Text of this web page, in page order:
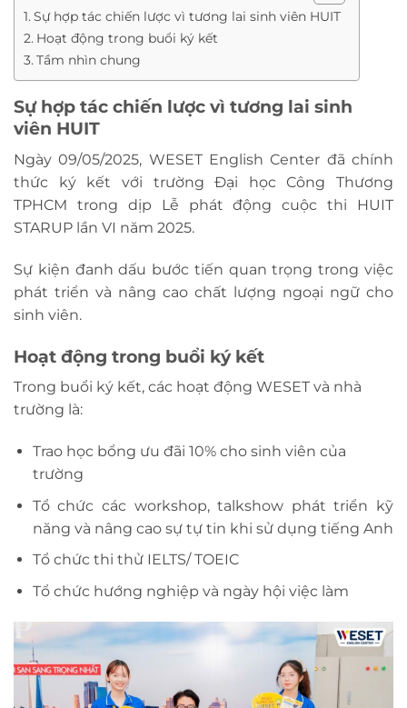
Sự hợp tác chiến lược vì tương lai sinh viên HUIT
Hoạt động trong buổi ký kết
Tầm nhìn chung
Sự hợp tác chiến lược vì tương lai sinh
viên HUIT
Ngày 09/05/2025, WESET English Center đã chính
thức ký kết với trường Đại học Công Thương
TPHCM trong dịp Lễ phát động cuộc thi HUIT
STARUP lần VI năm 2025.
Sự kiện đanh dấu bước tiến quan trọng trong việc
phát triển và nâng cao chất lượng ngoại ngữ cho
sinh viên.
Hoạt động trong buổi ký kết
Trong buổi ký kết, các hoạt động WESET và nhà
trường là:
Trao học bổng ưu đãi 10% cho sinh viên của
trường
Tổ chức các workshop, talkshow phát triển kỹ
năng và nâng cao sự tự tin khi sử dụng tiếng Anh
Tổ chức thi thử IELTS/ TOEIC
Tổ chức hướng nghiệp và ngày hội việc làm